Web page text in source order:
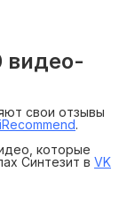
видео-
свои отзывы
iRecommend.
которые
Синтезит в VK